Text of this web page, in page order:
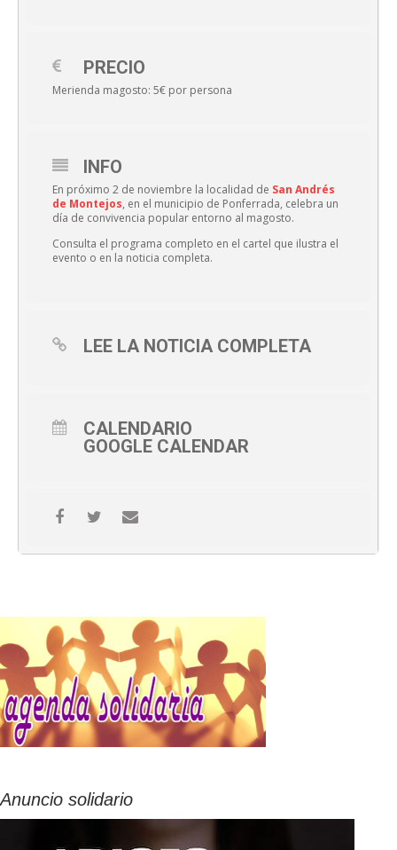
PRECIO
Merienda magosto: 5€ por persona
INFO
En próximo 2 de noviembre la localidad de San Andrés
de Montejos, en el municipio de Ponferrada, celebra un
día de convivencia popular entorno al magosto.
Consulta el programa completo en el cartel que ilustra el
evento o en la noticia completa.
LEE LA NOTICIA COMPLETA
CALENDARIO
GOOGLE CALENDAR
Anuncio solidario